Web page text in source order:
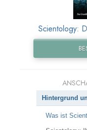
Scientology:
Hintergrund
Was ist